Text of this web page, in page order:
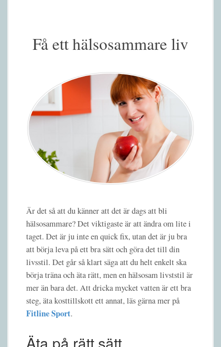
Få ett hälsosammare liv
Är det så att du känner att det är dags att bli
hälsosammare? Det viktigaste är att ändra om lite i
taget. Det är ju inte en quick fix, utan det är ju bra
att börja leva på ett bra sätt och göra det till din
livsstil. Det går så klart säga att du helt enkelt ska
börja träna och äta rätt, men en hälsosam livststil är
mer än bara det. Att dricka mycket vatten är ett bra
steg, äta kosttillskott ett annat, läs gärna mer på
Fitline Sport.
Äta på rätt sätt